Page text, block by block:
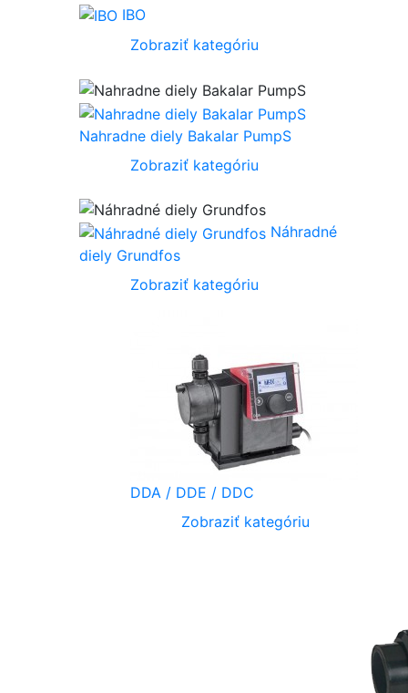
IBO
Zobraziť kategóriu
Nahradne diely Bakalar PumpS
Zobraziť kategóriu
Náhradné
diely Grundfos
Zobraziť kategóriu
DDA / DDE / DDC
Zobraziť kategóriu